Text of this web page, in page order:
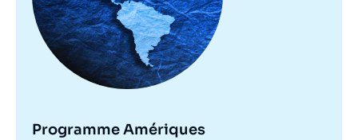
Programme Amériques